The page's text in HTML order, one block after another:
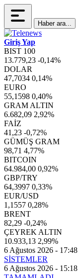
Haber ara...
Giriş Yap
BIST 100
13.779,23 -0,14%
DOLAR
47,7034 0,14%
EURO
55,1598 0,40%
GRAM ALTIN
6.682,09 2,92%
FAİZ
41,23 -0,72%
GÜMÜŞ GRAM
98,71 4,77%
BITCOIN
64.984,00 0,92%
GBP/TRY
64,3997 0,33%
EUR/USD
1,1557 0,28%
BRENT
82,29 -0,24%
ÇEYREK ALTIN
10.933,13 2,99%
6 Ağustos 2026 - 17:48
SİSTEMLER
6 Ağustos 2026 - 15:18